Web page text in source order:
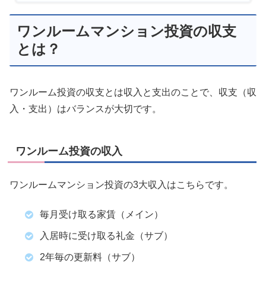
ワンルームマンション投資の収支
とは？
ワンルーム投資の収支とは収入と支出のことで、収支（収
入・支出）はバランスが大切です。
ワンルーム投資の収入
ワンルームマンション投資の3大収入はこちらです。
毎月受け取る家賃（メイン）
入居時に受け取る礼金（サブ）
2年毎の更新料（サブ）